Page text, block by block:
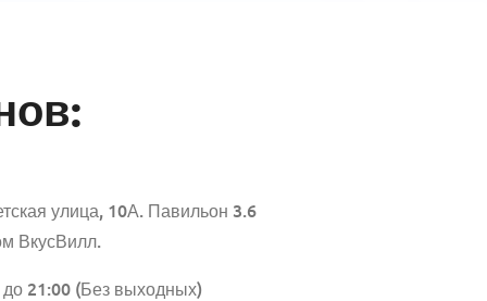
улица, 10А. Павильон 3.6
ВкусВилл.
21:00 (Без выходных)